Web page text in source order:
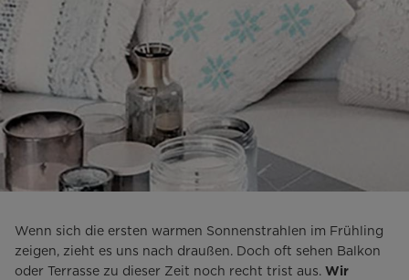
Wenn sich die ersten warmen Sonnenstrahlen im Frühling
zeigen, zieht es uns nach draußen. Doch oft sehen Balkon
oder Terrasse zu dieser Zeit noch recht trist aus. Wir